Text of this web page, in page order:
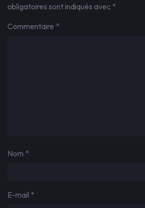
obligatoires sont indiqués avec *
Commentaire *
Nom *
E-mail *